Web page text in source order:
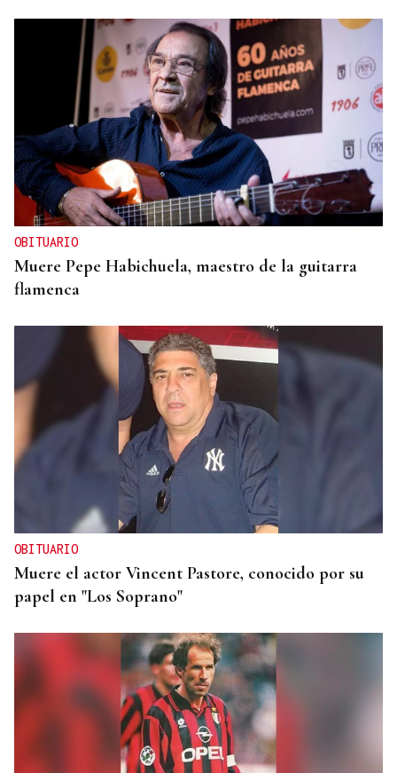
OBITUARIO
Muere Pepe Habichuela, maestro de la guitarra
flamenca
OBITUARIO
Muere el actor Vincent Pastore, conocido por su
papel en "Los Soprano"